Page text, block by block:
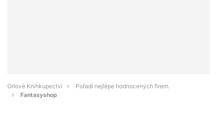
Orlové Knihkupectví
Pořadí nejlépe hodnocených firem.
Fantasyshop